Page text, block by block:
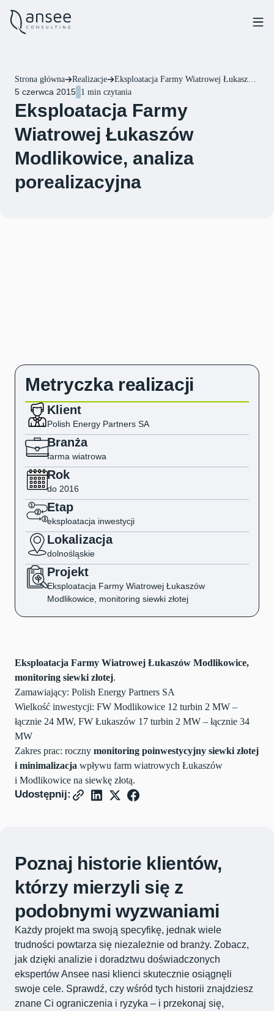
Strona główna Realizacje Eksploatacja Farmy Wiatrowej Łukaszów Modlikowice, analiza porealizacyjna
5 czerwca 2015 1 min czytania
Eksploatacja Farmy
Wiatrowej Łukaszów
Modlikowice, analiza
porealizacyjna
Metryczka realizacji
Klient
Polish Energy Partners SA
Branża
farma wiatrowa
Rok
do 2016
Etap
eksploatacja inwestycji
Lokalizacja
dolnośląskie
Projekt
Eksploatacja Farmy Wiatrowej Łukaszów
Modlikowice, monitoring siewki złotej
Eksploatacja Farmy Wiatrowej Łukaszów Modlikowice,
monitoring siewki złotej.
Zamawiający: Polish Energy Partners SA
Wielkość inwestycji: FW Modlikowice 12 turbin 2 MW –
łącznie 24 MW, FW Łukaszów 17 turbin 2 MW – łącznie 34
MW
Zakres prac: roczny monitoring poinwestycyjny siewki złotej
i minimalizacja wpływu farm wiatrowych Łukaszów
i Modlikowice na siewkę złotą.
Udostępnij:
Poznaj historie klientów,
którzy mierzyli się z
podobnymi wyzwaniami
Każdy projekt ma swoją specyfikę, jednak wiele
trudności powtarza się niezależnie od branży. Zobacz,
jak dzięki analizie i doradztwu doświadczonych
ekspertów Ansee nasi klienci skutecznie osiągnęli
swoje cele. Sprawdź, czy wśród tych historii znajdziesz
znane Ci ograniczenia i ryzyka – i przekonaj się,